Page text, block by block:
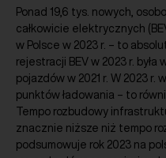
Ponad 19,6 tys. nowych,
całkowicie elektrycznych
w Polsce w 2023 r. – to
rejestracji BEV w 2023 r. była
pojazdów w 2021 r. W 2023 r.
punktów ładowania – to
Tempo rozbudowy
znacznie niższe niż tempo
podsumowuje rok 2023 na